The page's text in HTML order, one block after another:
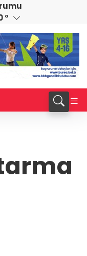
CHF
58,7382
°